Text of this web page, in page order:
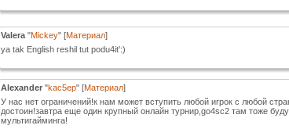
Valera"Mickey" [Материал]
ya tak English reshil tut podu4it':)
Alexander"kac5ep" [Материал]
У нас нет ограничений!к нам может вступить любой игрок с любой
достоин!завтра еще один крупный онлайн турнир,go4sc2 там тоже
мультигайминга!